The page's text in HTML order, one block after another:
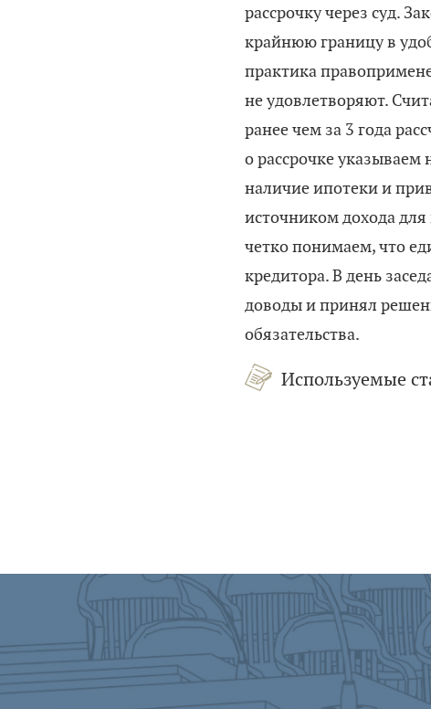
рассрочку через суд.
крайнюю границу в
практика
не удовлетворяют.
ранее чем за 3 года
о рассрочке
наличие ипотеки и
источником дохода для
четко понимаем, что
кредитора. В день
доводы и принял
обязательства.
Используемые